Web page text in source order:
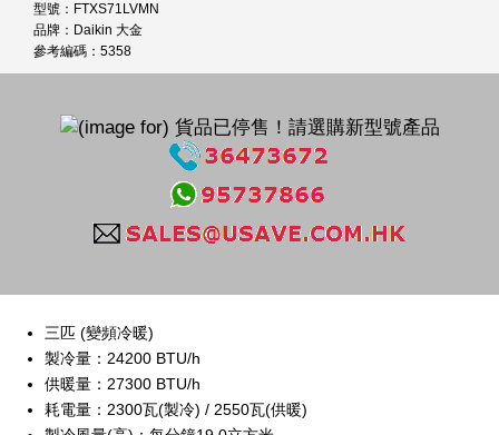
型號：FTXS71LVMN
品牌：Daikin 大金
參考編碼：5358
三匹 (變頻冷暖)
製冷量：24200 BTU/h
供暖量：27300 BTU/h
耗電量：2300瓦(製冷) / 2550瓦(供暖)